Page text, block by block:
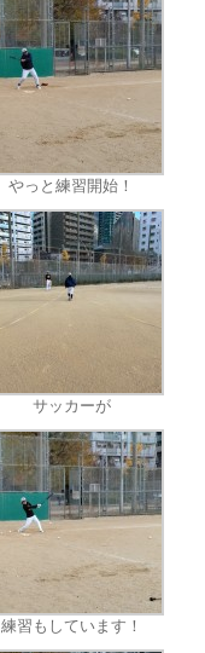
やっと練習開始！
サッカーが
練習もしています！